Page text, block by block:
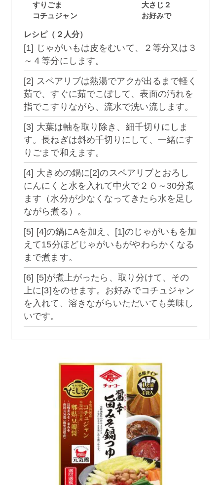
すりごま
大さじ２
コチュジャン
お好みで
レシピ（２人分）
[1] じゃがいもは皮をむいて、２等分又は３
～４等分にします。
[2] スペアリブは熱湯でアクが出るまで軽く
茹で、すぐに茹でこぼして、表面の汚れを
指でこすりながら、流水で洗い流します。
[3] 大葉は軸を取り除き、細千切りにしま
す。長ねぎは斜め千切りにして、一緒にす
りごまで和えます。
[4] 大きめの鍋に[2]のスペアリブとおろし
にんにくと水を入れて中火で２０～30分煮
ます（水分が少なくなってきたら水を足し
ながら煮る）。
[5] [4]の鍋にAを加え、[1]のじゃがいもを加
えて15分ほどじゃがいもがやわらかくなる
まで煮ます。
[6] [5]が煮上がったら、取り分けて、その
上に[3]をのせます。お好みでコチュジャン
を入れて、溶きながらいただいても美味し
いです。